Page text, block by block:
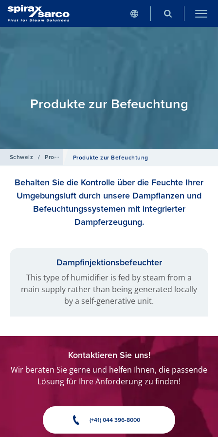
Produkte zur Befeuchtung
Schweiz / Produkte Produkte zur Befeuchtung
Behalten Sie die Kontrolle über die Feuchte Ihrer
Umgebungsluft durch unsere Dampflanzen und
Befeuchtungssystemen mit integrierter
Dampferzeugung.
Dampfinjektionsbefeuchter
This type of humidifier is fed by steam from a
main supply rather than being generated locally
by a self-generative unit.
Kontaktieren Sie uns!
Wir beraten Sie gerne und helfen Ihnen, die passende
Lösung für Ihre Anforderung zu finden!
(+41) 044 396-8000